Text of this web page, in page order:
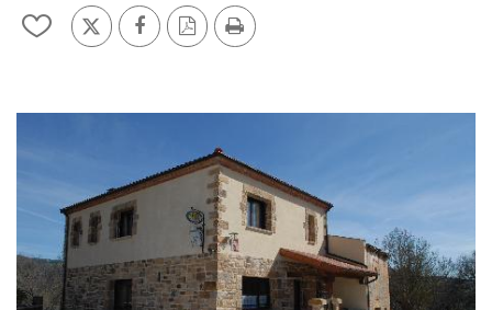
Añadir/quitar
X FacebookVersión
PDF
Imprimir
DE
IMÁGENES
DE
CONFIANZA